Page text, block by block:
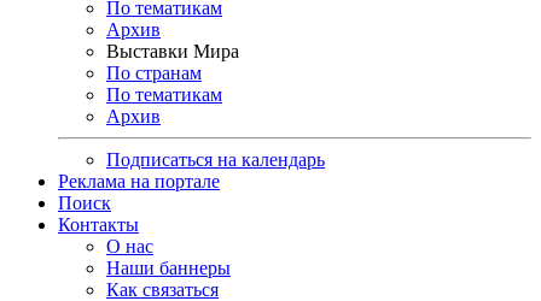
По тематикам
Архив
Выставки Мира
По странам
По тематикам
Архив
Подписаться на календарь
Реклама на портале
Поиск
Контакты
О нас
Наши баннеры
Как связаться